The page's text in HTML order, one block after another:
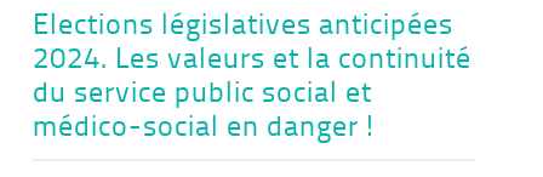
Elections législatives anticipées
2024. Les valeurs et la continuité
du service public social et
médico-social en danger !